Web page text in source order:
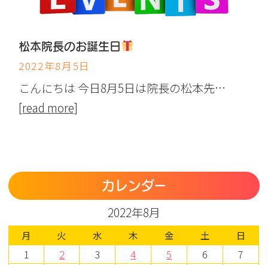
松本院長のお誕生日
2022年8月5日
こんにちは 今日8月5日は院長の松本先…
[read more]
カレンダー
2022年8月
月 火 水 木 金 土 日
1 2 3 4 5 6
7